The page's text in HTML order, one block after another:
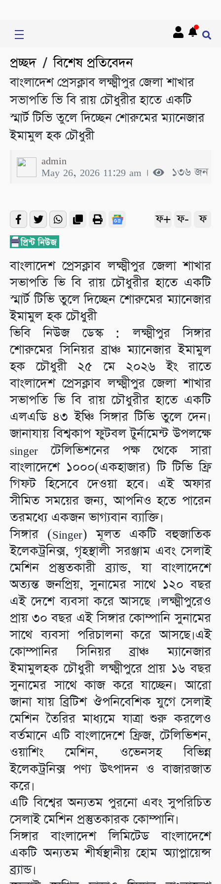
প্রচ্ছদ/বিশেষ প্রতিবেদন
বাংলাদেশ প্রেসক্লাব লক্ষ্মীপুর জেলা শাখার
সভাপতি ভি বি রায় চৌধুরীর হাতে একটি
স্মার্ট টিভি তুলে দিচ্ছেন শোরুমের ম্যানেজার
ইমামুল হক চৌধুরী
admin
May 26, 2026 11:29 am । ১৩৬ জন
ফ+ ফ- ফ
বাংলাদেশ প্রেসক্লাব লক্ষ্মীপুর জেলা শাখার
সভাপতি ভি বি রায় চৌধুরীর হাতে একটি
স্মার্ট টিভি তুলে দিচ্ছেন শোরুমের ম্যানেজার
ইমামুল হক চৌধুরী
ভিবি নিউজ ডেস্ক : লক্ষ্মীপুর সিঙ্গার
শোরুমের সিনিয়র ব্রাঞ্চ ম্যানেজার ইমামুল
হক চৌধুরী ২৫ মে ২০২৬ ইং রাতে
বাংলাদেশ প্রেসক্লাব লক্ষ্মীপুর জেলা শাখার
সভাপতি ভি বি রায় চৌধুরীর হাতে একটি
এলএডি ৪৩ ইঞ্চি সিঙ্গার টিভি তুলে দেন।
জানাযায় বিশ্বকাপ ফুটবল টুর্নামেন্ট উপলক্ষে
singer টেলিভিশনের পক্ষ থেকে সারা
বাংলাদেশে ১০০০(একহাজার) টি টিভি ফ্রি
গিফট হিসেবে দেওয়া হবে। এই অফার
সীমিত সময়ের জন্য, আপনিও হতে পারেন
তরমধ্যে একজন ভাগ্যবান ব্যাক্তি।
সিঙ্গার (Singer) মূলত একটি বহুজাতিক
ইলেকট্রনিক্স, গৃহস্থালী সরঞ্জাম এবং সেলাই
মেশিন প্রস্তুতকারী ব্র্যান্ড, যা বাংলাদেশে
অত্যন্ত জনপ্রিয়, সুনামের সাথে ১২০ বছর
এই দেশে ব্যবসা করে আসছে ।লক্ষ্মীপুরেও
প্রায় ৩০ বছর এই সিঙ্গার কোম্পানি সুনামের
সাথে ব্যবসা পরিচালনা করে আসছে।এই
কোম্পানির সিনিয়র ব্রাঞ্চ ম্যানেজার
ইমামুলহক চৌধুরী লক্ষ্মীপুরে প্রায় ১৬ বছর
সুনামের সাথে কাজ করে যাচ্ছেন। আরো
জানা যায় ব্রিটিশ ঔপনিবেশিক যুগে সেলাই
মেশিন তৈরির মাধ্যমে যাত্রা শুরু করলেও
বর্তমানে এটি বাংলাদেশে ফ্রিজ, টেলিভিশন,
ওয়াশিং মেশিন, ওভেনসহ বিভিন্ন
ইলেকট্রনিক্স পণ্য উৎপাদন ও বাজারজাত
করে।
এটি বিশ্বের অন্যতম পুরনো এবং সুপরিচিত
সেলাই মেশিন প্রস্তুতকারক কোম্পানি।
সিঙ্গার বাংলাদেশ লিমিটেড বাংলাদেশে
একটি অন্যতম শীর্ষস্থানীয় হোম অ্যাপ্লায়েন্স
ব্র্যান্ড।